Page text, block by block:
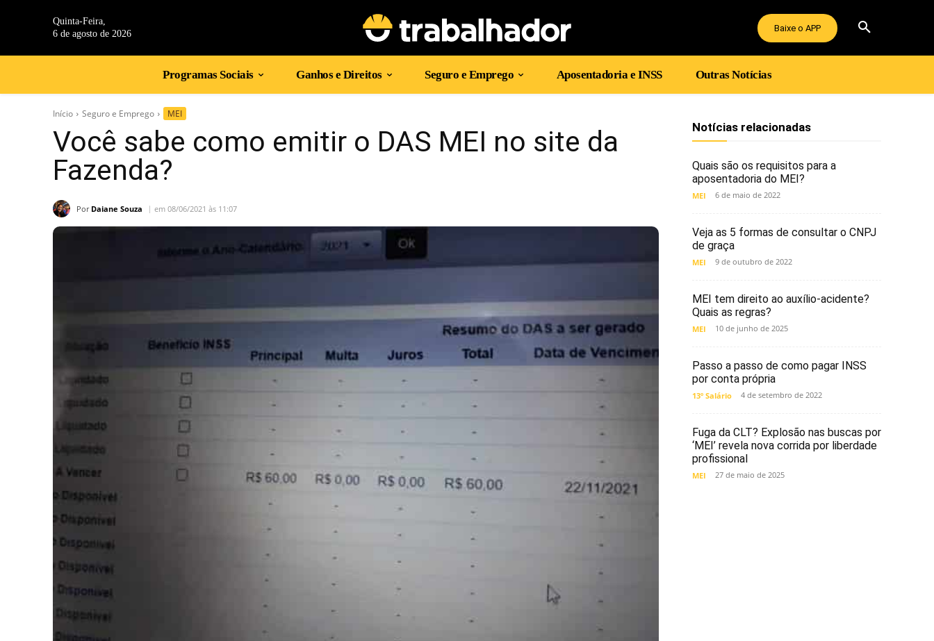
Quinta-Feira,
6 de agosto de 2026
Baixe o APP
Programas Sociais Ganhos e Direitos Seguro e Emprego Aposentadoria e INSS Outras Notícias
Início Seguro e Emprego MEI
Você sabe como emitir o DAS MEI no site da
Fazenda?
Por Daiane Souza em 08/06/2021 às 11:07
Notícias relacionadas
Quais são os requisitos para a
aposentadoria do MEI?
MEI 6 de maio de 2022
Veja as 5 formas de consultar o CNPJ
de graça
MEI 9 de outubro de 2022
MEI tem direito ao auxílio-acidente?
Quais as regras?
MEI 10 de junho de 2025
Passo a passo de como pagar INSS
por conta própria
13º Salário 4 de setembro de 2022
Fuga da CLT? Explosão nas buscas por
‘MEI’ revela nova corrida por liberdade
profissional
MEI 27 de maio de 2025